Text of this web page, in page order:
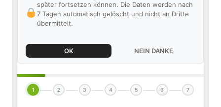
später fortsetzen können. Die Daten werden nach
7 Tagen automatisch gelöscht und nicht an Dritte
übermittelt.
OK NEIN DANKE
1 2 3 4 5 6 7